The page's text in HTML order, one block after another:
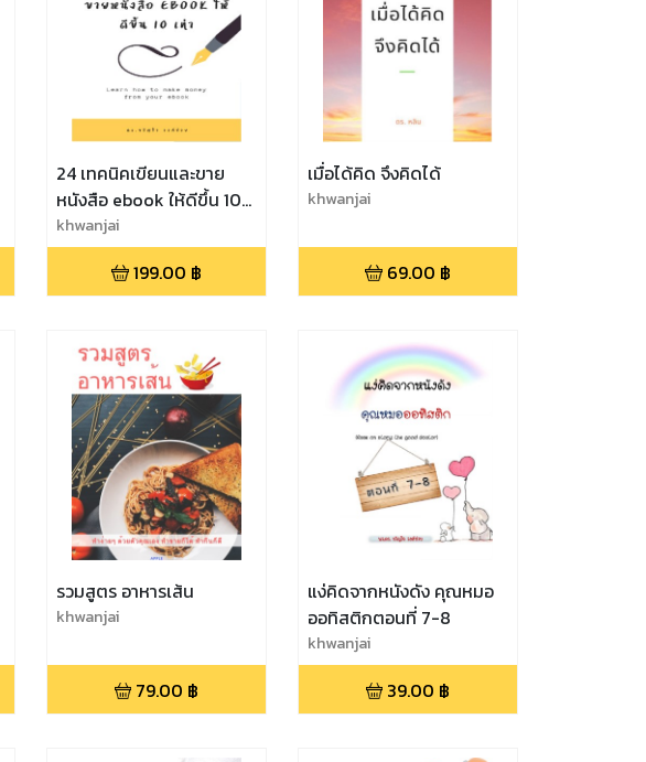
24 เทคนิคเขียนและขาย
หนังสือ ebook ให้ดีขึ้น 10
เท่า
khwanjai
199.00 ฿
เมื่อได้คิด จึงคิดได้
khwanjai
69.00 ฿
รวมสูตร อาหารเส้น
khwanjai
79.00 ฿
แง่คิดจากหนังดัง คุณหมอ
ออทิสติกตอนที่ 7-8
khwanjai
39.00 ฿